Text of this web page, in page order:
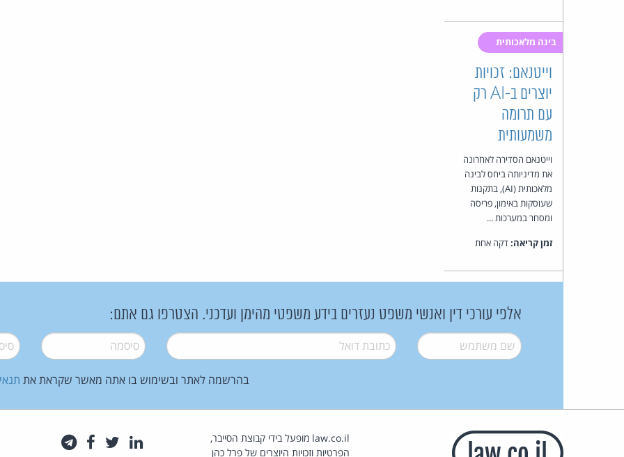
בינה מלאכותית
וייטנאם: זכויות
יוצרים ב-AI רק
עם תרומה
משמעותית
וייטנאם הסדירה לאחרונה
את מדיניותה ביחס לבינה
מלאכותית (AI), בתקנות
שעוסקות באימון, פריסה
ומסחר במערכות ...
זמן קריאה:דקה אחת
אלפי עורכי דין ואנשי משפט נעזרים בידע משפטי מהימן ועדכני. הצטרפו גם אתם:
שם משתמש* דואל* סיסמה*
בהרשמה לאתר ובשימוש בו אתה מאשר שקראת את
law.co.il מופעל בידי קבוצת הסייבר,
הפרטיות וזכויות היוצרים של פרל כהן
לינקדאין
טוויטרפייסבוק